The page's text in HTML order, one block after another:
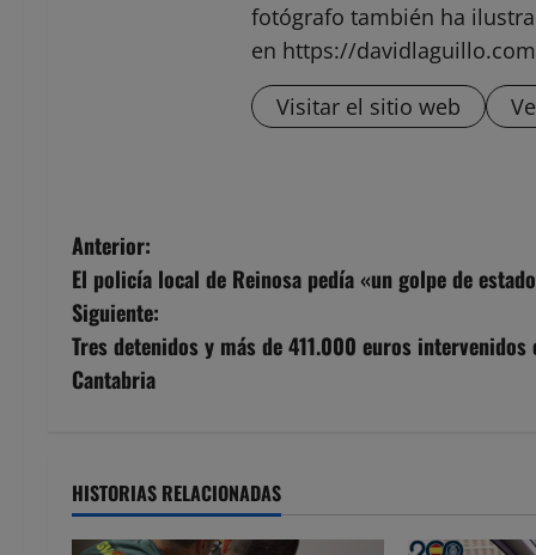
fotógrafo también ha
en https://
Visitar el sitio web
N
a
v
e
a
Anterior:
El policía local de Reinosa pedía «un golpe de
Siguiente:
Tres detenidos y más de 411.000 euros
Cantabria
HISTORIAS RELACIONADAS